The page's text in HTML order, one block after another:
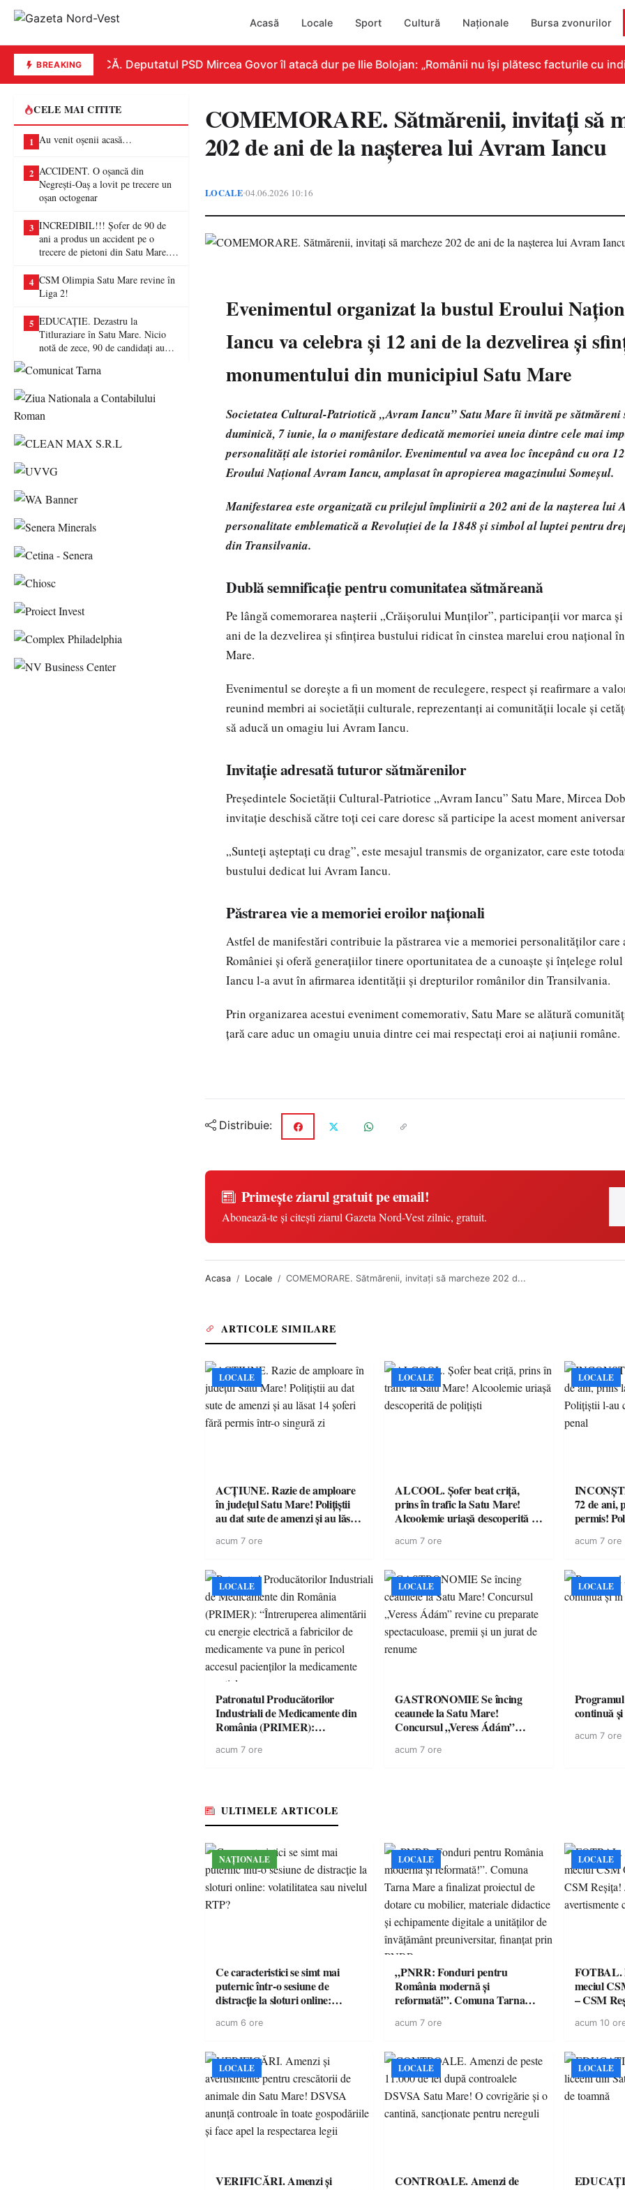
Acasă Locale Sport Cultură Naționale Bursa zvonurilor
BREAKINGREPLICĂ. Deputatul PSD Mircea Govor îl atacă dur pe Ilie Bolojan: „Românii nu își plătesc facturile cu
CELE MAI CITITE
1 Au venit oșenii acasă…
2 ACCIDENT. O oșancă din
Negrești-Oaș a lovit pe trecere un
oșan octogenar
3 INCREDIBIL!!! Șofer de 90 de
ani a produs un accident pe o
trecere de pietoni din Satu Mare. O
4 CSM Olimpia Satu Mare revine în
Liga 2!
5 EDUCAȚIE. Dezastru la
Titluraziare în Satu Mare. Nicio
notă de zece, 90 de candidați au
COMEMORARE. Sătmărenii, invitați să
202 de ani de la nașterea lui Avram Iancu
LOCALE•04.06.2026 10:16
Evenimentul organizat la bustul Eroului
Iancu va celebra și 12 ani de la dezvelirea și
monumentului din municipiul Satu Mare
Societatea Cultural-Patriotică „Avram Iancu” Satu Mare îi invită pe sătmăreni
duminică, 7 iunie, la o manifestare dedicată memoriei uneia dintre cele mai
personalități ale istoriei românilor. Evenimentul va avea loc începând cu ora
Eroului Național Avram Iancu, amplasat în apropierea magazinului Someșul.
Manifestarea este organizată cu prilejul împlinirii a 202 ani de la nașterea lui
personalitate emblematică a Revoluției de la 1848 și simbol al luptei pentru
din Transilvania.
Dublă semnificație pentru comunitatea sătmăreană
Pe lângă comemorarea nașterii „Crăișorului Munților”, participanții vor marca
ani de la dezvelirea și sfințirea bustului ridicat în cinstea marelui erou național
Mare.
Evenimentul se dorește a fi un moment de reculegere, respect și reafirmare a
reunind membri ai societății culturale, reprezentanți ai comunității locale și
să aducă un omagiu lui Avram Iancu.
Invitație adresată tuturor sătmărenilor
Președintele Societății Cultural-Patriotice „Avram Iancu” Satu Mare, Mircea
invitație deschisă către toți cei care doresc să participe la acest moment
„Sunteți așteptați cu drag”, este mesajul transmis de organizator, care este
bustului dedicat lui Avram Iancu.
Păstrarea vie a memoriei eroilor naționali
Astfel de manifestări contribuie la păstrarea vie a memoriei personalităților care
României și oferă generațiilor tinere oportunitatea de a cunoaște și înțelege
Iancu l-a avut în afirmarea identității și drepturilor românilor din Transilvania.
Prin organizarea acestui eveniment comemorativ, Satu Mare se alătură
țară care aduc un omagiu unuia dintre cei mai respectați eroi ai națiunii române.
Distribuie:
Primește ziarul gratuit pe email!
Abonează-te și citești ziarul Gazeta Nord-Vest zilnic, gratuit.
Acasa Locale COMEMORARE. Sătmărenii, invitați să marcheze 202 d...
ARTICOLE SIMILARE
LOCALE
ACȚIUNE. Razie de amploare
în județul Satu Mare! Polițiștii
au dat sute de amenzi și au lăsat
singură zi
acum 7 ore
LOCALE
ALCOOL. Șofer beat criță,
prins în trafic la Satu Mare!
Alcoolemie uriașă descoperită de
acum 7 ore
LOCALE
72 de ani,
permis!
acum 7 ore
LOCALE
Patronatul Producătorilor
Industriali de Medicamente din
România (PRIMER):
energie electrică a fabricilor de
acum 7 ore
LOCALE
GASTRONOMIE Se încing
ceaunele la Satu Mare!
Concursul „Veress Ádám”
spectaculoase, premii și un jurat
acum 7 ore
LOCALE
continuă
acum 7 ore
ULTIMELE ARTICOLE
NAȚIONALE
Ce caracteristici se simt mai
puternic într-o sesiune de
distracție la sloturi online:
acum 6 ore
LOCALE
„PNRR: Fonduri pentru
România modernă și
reformată!”. Comuna Tarna
dotare cu mobilier, materiale
a unităților de învățământ
preuniversitar, finanțat prin
PNRR
acum 7 ore
LOCALE
FOTBAL.
meciul
– CSM
suporteri
acum 10
LOCALE
VERIFICĂRI. Amenzi și
LOCALE
CONTROALE. Amenzi de
LOCALE